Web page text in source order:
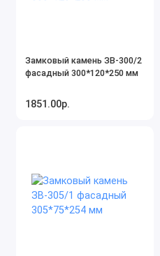
Замковый камень ЗВ-300/2
фасадный 300*120*250 мм
1851.00р.